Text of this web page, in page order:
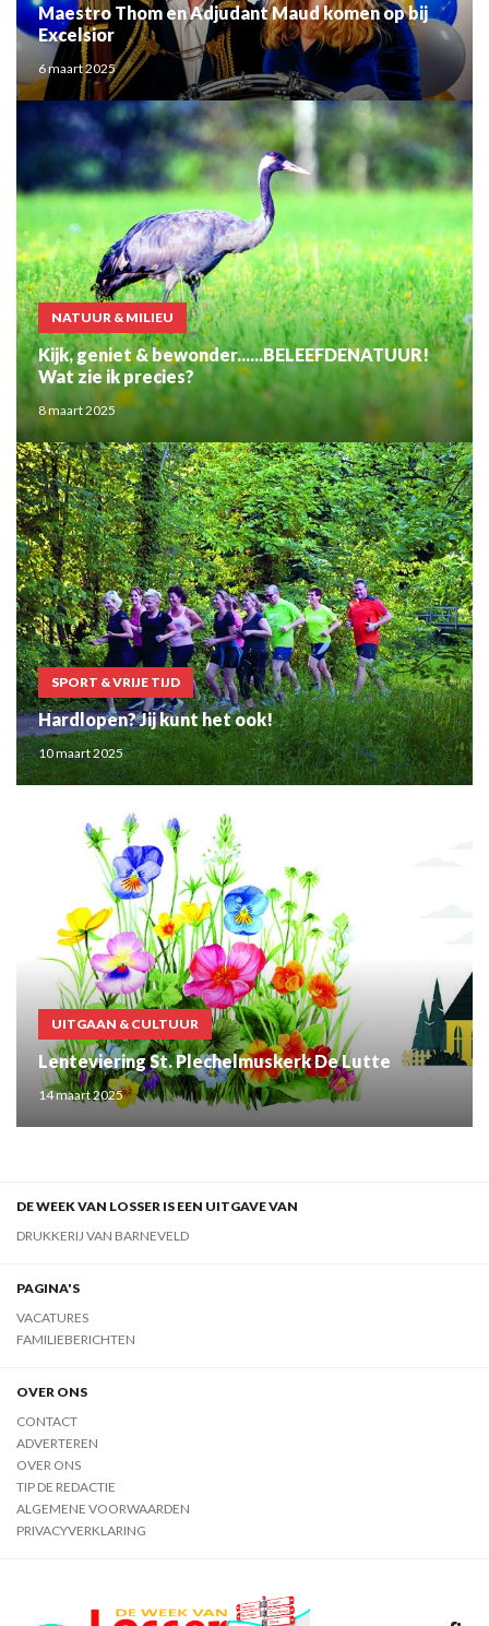
Maestro Thom en Adjudant Maud komen op bij
Excelsior
6 maart 2025
NATUUR & MILIEU
Kijk, geniet & bewonder......BELEEFDENATUUR!
Wat zie ik precies?
8 maart 2025
SPORT & VRIJE TIJD
Hardlopen? Jij kunt het ook!
10 maart 2025
UITGAAN & CULTUUR
Lenteviering St. Plechelmuskerk De Lutte
14 maart 2025
DE WEEK VAN LOSSER IS EEN UITGAVE VAN
DRUKKERIJ VAN BARNEVELD
PAGINA'S
VACATURES
FAMILIEBERICHTEN
OVER ONS
CONTACT
ADVERTEREN
OVER ONS
TIP DE REDACTIE
ALGEMENE VOORWAARDEN
PRIVACYVERKLARING